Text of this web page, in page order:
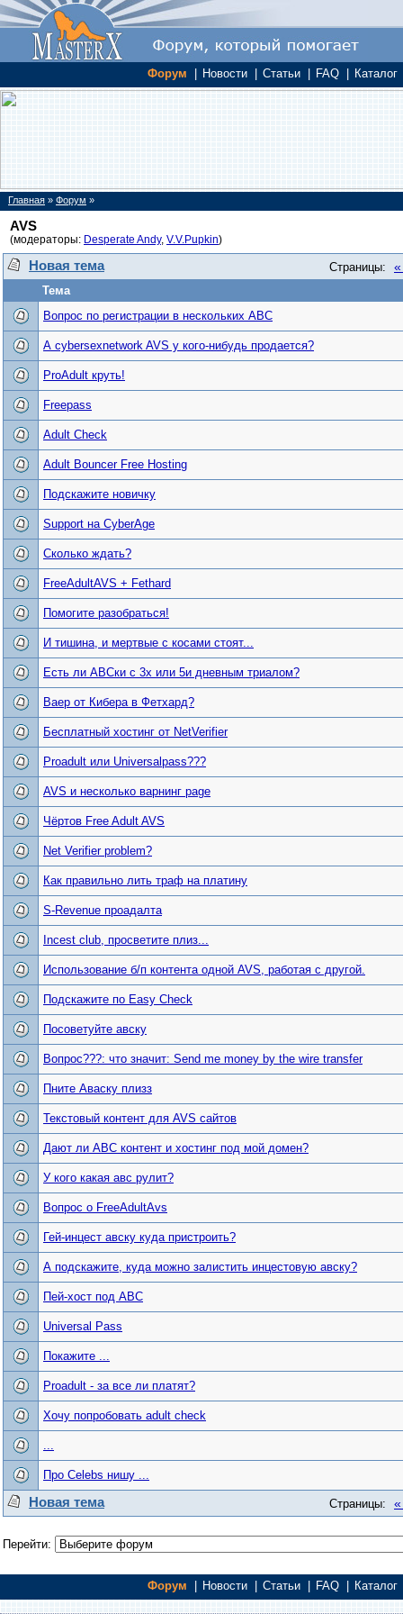
Форум Новости Статьи FAQ Каталог
Главная » Форум »
AVS
(модераторы: Desperate Andy, V.V.Pupkin)
Новая тема Страницы:
Тема
Вопрос по регистрации в нескольких АВС
А cybersexnetwork AVS у кого-нибудь продается?
ProAdult круть!
Freepass
Adult Check
Adult Bouncer Free Hosting
Подскажите новичку
Support на CyberAge
Сколько ждать?
FreeAdultAVS + Fethard
Помогите разобраться!
И тишина, и мертвые с косами стоят...
Есть ли АВСки с 3х или 5и дневным триалом?
Ваер от Кибера в Фетхард?
Бесплатный хостинг от NetVerifier
Proadult или Universalpass???
AVS и несколько варнинг page
Чёртов Free Adult AVS
Net Verifier problem?
Как правильно лить траф на платину
S-Revenue проадалта
Incest club, просветите плиз...
Использование б/п контента одной AVS, работая с другой.
Подскажите по Easy Check
Посоветуйте авску
Вопрос???: что значит: Send me money by the wire transfer
Пните Аваску плизз
Текстовый контент для AVS сайтов
Дают ли АВС контент и хостинг под мой домен?
У кого какая авс рулит?
Вопрос о FreeAdultAvs
Гей-инцест авску куда пристроить?
А подскажите, куда можно залистить инцестовую авску?
Пей-хост под АВС
Universal Pass
Покажите ...
Proadult - за все ли платят?
Хочу попробовать adult check
...
Про Celebs нишу ...
Новая тема Страницы:
Перейти:
Форум Новости Статьи FAQ Каталог